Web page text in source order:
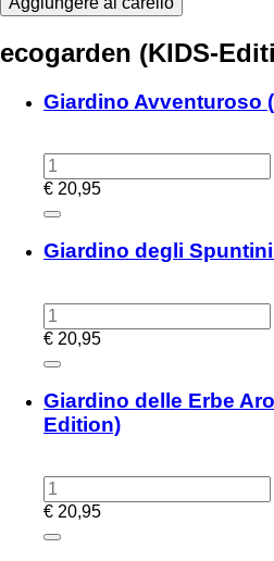
ecogarden (KIDS-
Giardino Avventuroso
€ 20,95
Giardino degli
€ 20,95
Giardino delle Erbe
Edition)
€ 20,95